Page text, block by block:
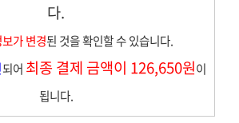
다.
가 변경된 것을 확인할 수 있습니다.
되어 최종 결제 금액이 126,650원이
됩니다.